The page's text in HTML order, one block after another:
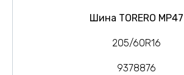
Шина TORERO MP47
205/60R16
9378876